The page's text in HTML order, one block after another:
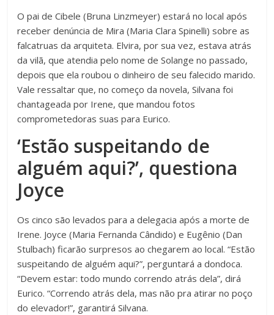
O pai de Cibele (Bruna Linzmeyer) estará no local após
receber denúncia de Mira (Maria Clara Spinelli) sobre as
falcatruas da arquiteta. Elvira, por sua vez, estava atrás
da vilã, que atendia pelo nome de Solange no passado,
depois que ela roubou o dinheiro de seu falecido marido.
Vale ressaltar que, no começo da novela, Silvana foi
chantageada por Irene, que mandou fotos
comprometedoras suas para Eurico.
‘Estão suspeitando de
alguém aqui?’, questiona
Joyce
Os cinco são levados para a delegacia após a morte de
Irene. Joyce (Maria Fernanda Cândido) e Eugênio (Dan
Stulbach) ficarão surpresos ao chegarem ao local. “Estão
suspeitando de alguém aqui?”, perguntará a dondoca.
“Devem estar: todo mundo correndo atrás dela”, dirá
Eurico. “Correndo atrás dela, mas não pra atirar no poço
do elevador!”, garantirá Silvana.